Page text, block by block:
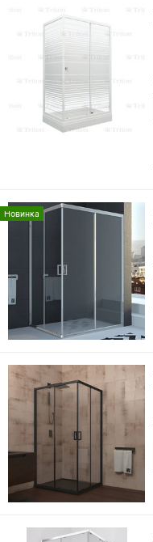
Новинка